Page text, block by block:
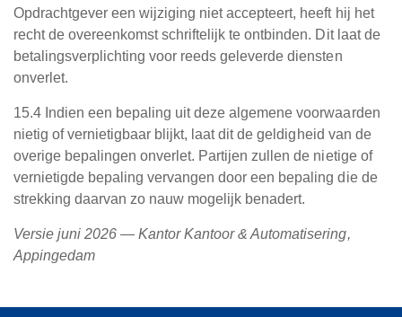
Opdrachtgever een wijziging niet accepteert, heeft hij het
recht de overeenkomst schriftelijk te ontbinden. Dit laat de
betalingsverplichting voor reeds geleverde diensten
onverlet.
15.4 Indien een bepaling uit deze algemene voorwaarden
nietig of vernietigbaar blijkt, laat dit de geldigheid van de
overige bepalingen onverlet. Partijen zullen de nietige of
vernietigde bepaling vervangen door een bepaling die de
strekking daarvan zo nauw mogelijk benadert.
Versie juni 2026 — Kantor Kantoor & Automatisering,
Appingedam